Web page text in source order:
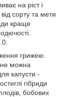
на ріст і
сорту та мети
краще
грижею.
не можна
капусти -
гібриди
бобових